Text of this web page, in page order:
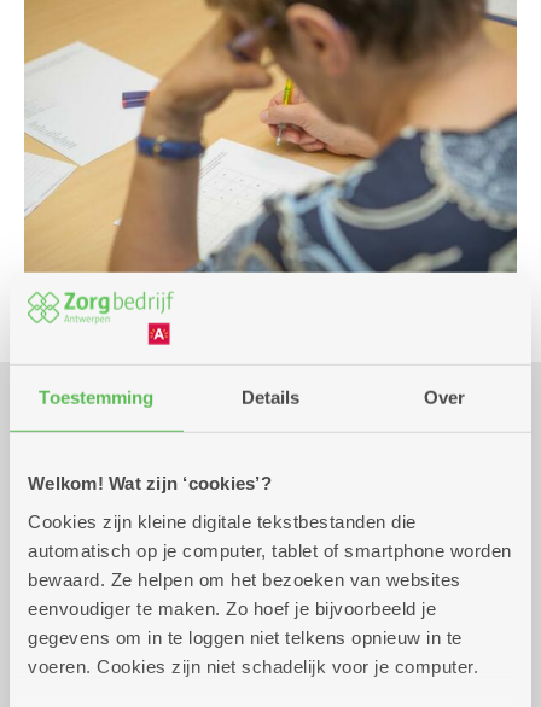
Toestemming Details Over
Welkom! Wat zijn ‘cookies’?
Cookies zijn kleine digitale tekstbestanden die
automatisch op je computer, tablet of smartphone worden
bewaard. Ze helpen om het bezoeken van websites
eenvoudiger te maken. Zo hoef je bijvoorbeeld je
gegevens om in te loggen niet telkens opnieuw in te
voeren. Cookies zijn niet schadelijk voor je computer.
Praktisch
maandag 14 september
2026
14.00 uur tot 16.00
uur
1 euro
Reserveer vervoer